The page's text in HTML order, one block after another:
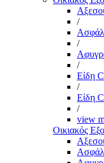
/
/
/
Είδη
/
Είδη
/
view
Οικιακός